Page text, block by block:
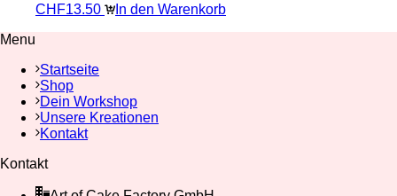
CHF13.50
In den Warenkorb
Menu
Startseite
Shop
Dein Workshop
Unsere Kreationen
Kontakt
Kontakt